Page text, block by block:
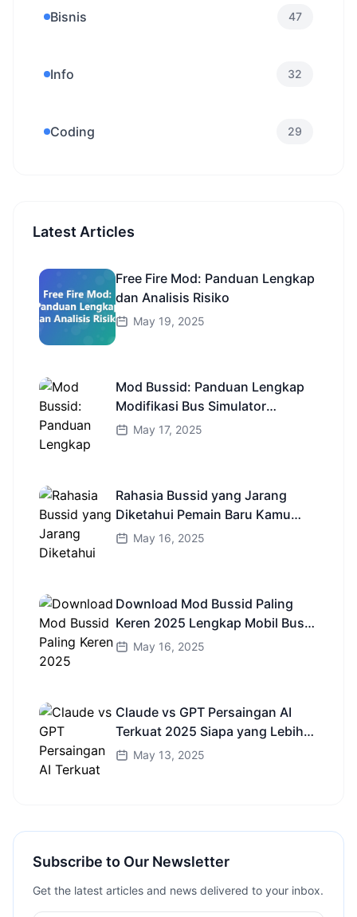
Bisnis 47
Info 32
Coding 29
Latest Articles
Free Fire Mod: Panduan Lengkap
dan Analisis Risiko
May 19, 2025
Mod Bussid: Panduan Lengkap
Modifikasi Bus Simulator
Indonesia
May 17, 2025
Rahasia Bussid yang Jarang
Diketahui Pemain Baru Kamu
Wajib Coba!
May 16, 2025
Download Mod Bussid Paling
Keren 2025 Lengkap Mobil Bus
dan Truk HD
May 16, 2025
Claude vs GPT Persaingan AI
Terkuat 2025 Siapa yang Lebih
Cerdas?
May 13, 2025
Subscribe to Our Newsletter
Get the latest articles and news delivered to your inbox.